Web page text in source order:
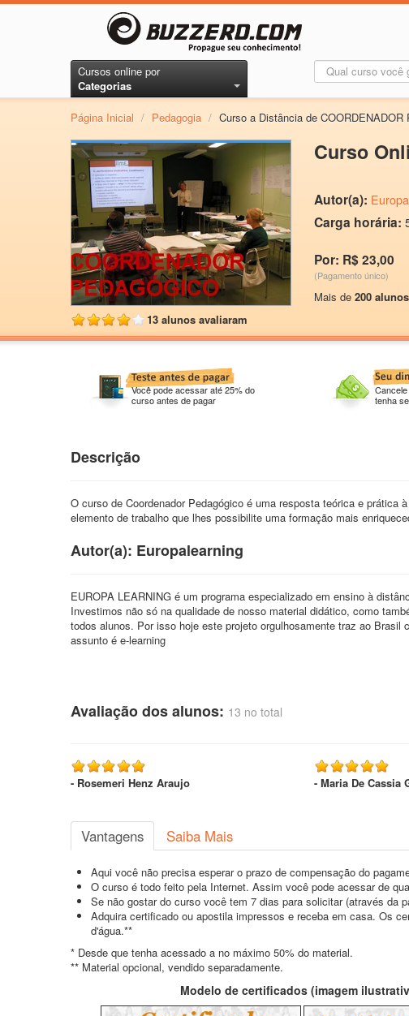
Cursos online por
Categorias
Página Inicial / Pedagogia / Curso a Distância de COORDENADOR
13 alunos avaliaram
Curso
Autor(a):
Carga horária:
Por: R$ 23,00
(Pagamento único)
Mais de 200
Você pode acessar até 25% do
curso antes de pagar
tenha
Descrição
O curso de Coordenador Pedagógico é uma resposta teórica e
elemento de trabalho que lhes possibilite uma formação mais
Autor(a): Europalearning
EUROPA LEARNING é um programa especializado em ensino à
Investimos não só na qualidade de nosso material didático, como
todos alunos. Por isso hoje este projeto orgulhosamente traz ao
assunto é e-learning
Avaliação dos alunos: 13 no total
- Rosemeri Henz Araujo - Maria De Cassia
Vantagens Saiba Mais
Aqui você não precisa esperar o prazo de compensação do
O curso é todo feito pela Internet. Assim você pode acessar de
Se não gostar do curso você tem 7 dias para solicitar (através da
Adquira certificado ou apostila impressos e receba em casa. Os
d'água.**
* Desde que tenha acessado a no máximo 50% do material.
** Material opcional, vendido separadamente.
Modelo de certificados (imagem